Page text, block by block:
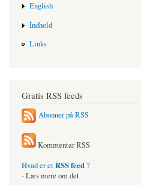
English
Indhold
Links
Gratis RSS feeds
Abonner på RSS
Kommentar RSS
Hvad er etRSS feed ?
- Læs mere om det